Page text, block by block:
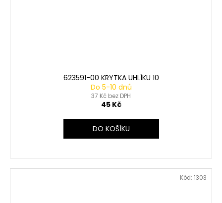
623591-00 KRYTKA UHLÍKU 10
Do 5-10 dnů
37 Kč bez DPH
45 Kč
DO KOŠÍKU
Kód: 1303